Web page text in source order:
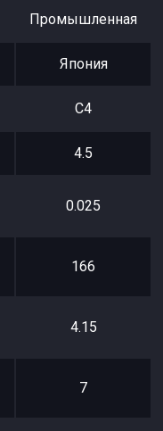
Промышленная
Япония
С4
4.5
0.025
166
4.15
7